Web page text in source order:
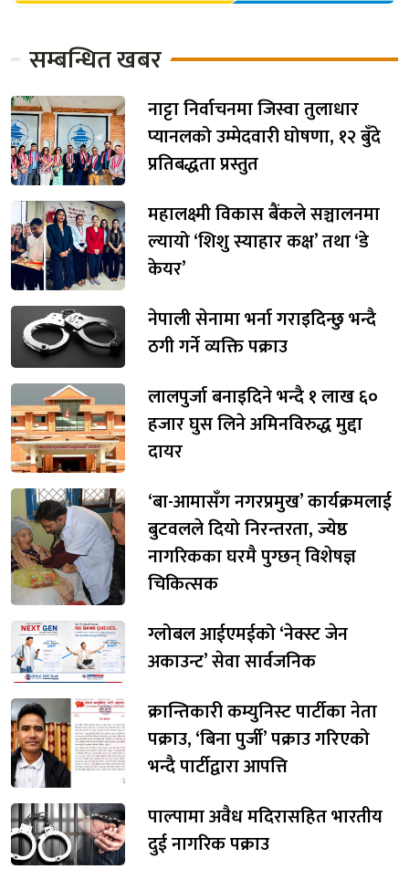
सम्बन्धित खबर
नाट्टा निर्वाचनमा जिस्वा तुलाधार
प्यानलको उम्मेदवारी घोषणा, १२ बुँदे
प्रतिबद्धता प्रस्तुत
महालक्ष्मी विकास बैंकले सञ्चालनमा
ल्यायो ‘शिशु स्याहार कक्ष’ तथा ‘डे
केयर’
नेपाली सेनामा भर्ना गराइदिन्छु भन्दै
ठगी गर्ने व्यक्ति पक्राउ
लालपुर्जा बनाइदिने भन्दै १ लाख ६०
हजार घुस लिने अमिनविरुद्ध मुद्दा
दायर
‘बा-आमासँग नगरप्रमुख’ कार्यक्रमलाई
बुटवलले दियो निरन्तरता, ज्येष्ठ
नागरिकका घरमै पुग्छन् विशेषज्ञ
चिकित्सक
ग्लोबल आईएमईको ‘नेक्स्ट जेन
अकाउन्ट’ सेवा सार्वजनिक
क्रान्तिकारी कम्युनिस्ट पार्टीका नेता
पक्राउ, ‘बिना पुर्जी’ पक्राउ गरिएको
भन्दै पार्टीद्वारा आपत्ति
पाल्पामा अवैध मदिरासहित भारतीय
दुई नागरिक पक्राउ